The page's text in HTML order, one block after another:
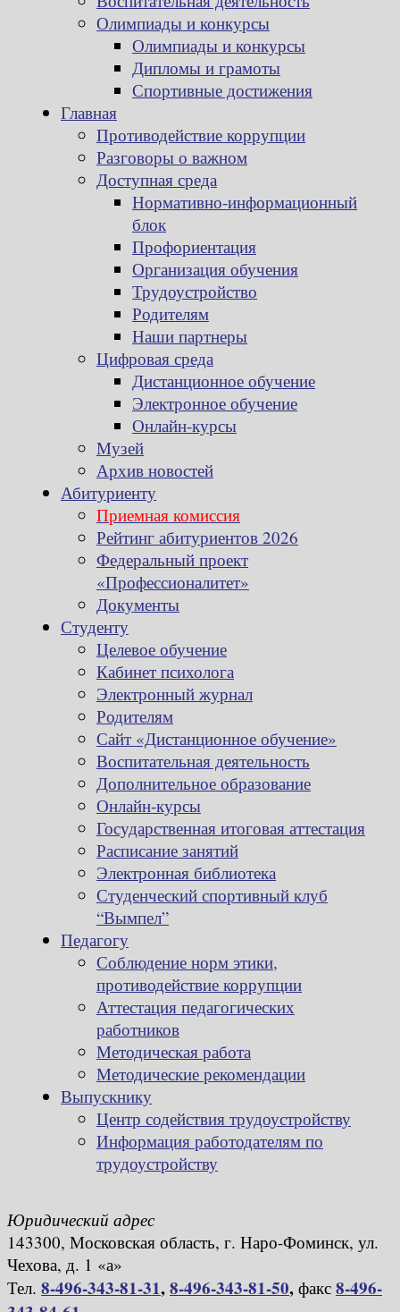
Олимпиады и конкурсы
Олимпиады и конкурсы
Дипломы и грамоты
Спортивные достижения
Главная
Противодействие коррупции
Разговоры о важном
Доступная среда
Нормативно-информационный
блок
Профориентация
Организация обучения
Трудоустройство
Родителям
Наши партнеры
Цифровая среда
Дистанционное обучение
Электронное обучение
Онлайн-курсы
Музей
Архив новостей
Абитуриенту
Приемная комиссия
Рейтинг абитуриентов 2026
Федеральный проект
«Профессионалитет»
Документы
Студенту
Целевое обучение
Кабинет психолога
Электронный журнал
Родителям
Сайт «Дистанционное обучение»
Воспитательная деятельность
Дополнительное образование
Онлайн-курсы
Государственная итоговая аттестация
Расписание занятий
Электронная библиотека
Студенческий спортивный клуб
“Вымпел”
Педагогу
Соблюдение норм этики,
противодействие коррупции
Аттестация педагогических
работников
Методическая работа
Методические рекомендации
Выпускнику
Центр содействия трудоустройству
Информация работодателям по
трудоустройству
Юридический адрес
143300, Московская область, г. Наро-Фоминск, ул.
Чехова, д. 1 «а»
Тел. 8-496-343-81-31,8-496-343-81-50, факс 8-496-